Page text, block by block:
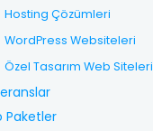
Hosting Çözümleri
WordPress Websiteleri
Özel Tasarım Web Siteleri
Paketler